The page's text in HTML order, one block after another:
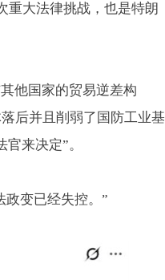
重大法律挑战，也是特朗
他国家的贸易逆差构
后并且削弱了国防工业基
来决定”。
政变已经失控。”